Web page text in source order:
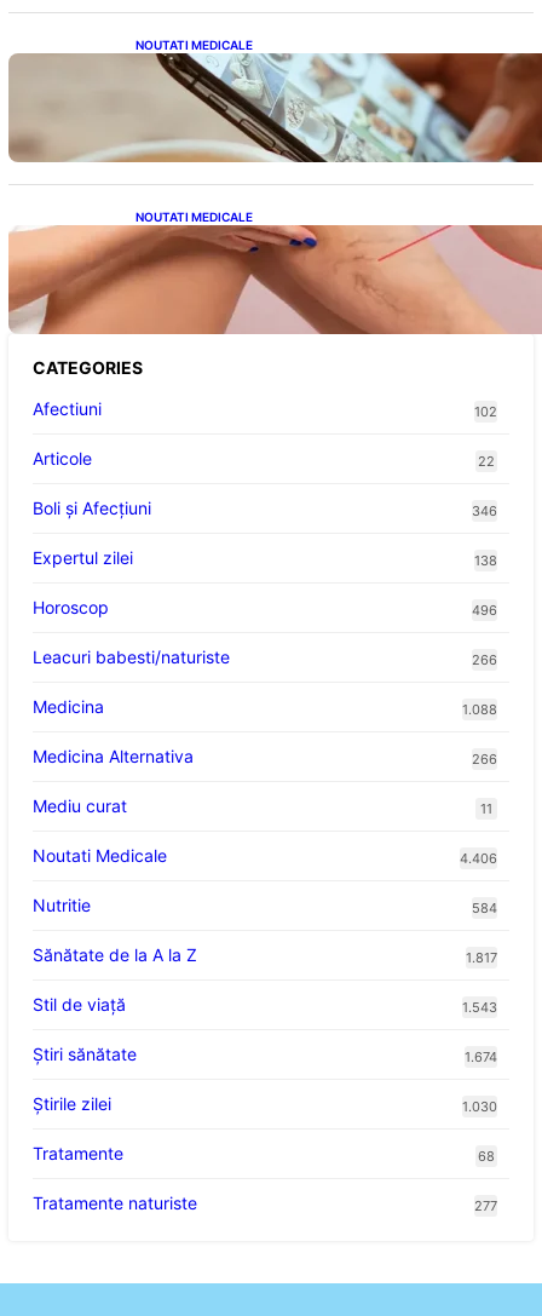
NOUTATI MEDICALE
Revoluția Bateriilor pentru Telefoane:
Avantaje, Provocări și Viitorul Tehnologiei
Energetice
NOUTATI MEDICALE
Varicele și Umflarea Picioarelor pe Caniculă:
Înțelegerea Simptomelor și Măsurilor de
Prevenție
CATEGORIES
Afectiuni
102
Articole 22
Boli și Afecțiuni 346
Expertul zilei 138
Horoscop 496
Leacuri babesti/naturiste 266
Medicina 1.088
Medicina Alternativa 266
Mediu curat 11
Noutati Medicale 4.406
Nutritie 584
Sănătate de la A la Z 1.817
Stil de viaţă 1.543
Ştiri sănătate 1.674
Știrile zilei 1.030
Tratamente 68
Tratamente naturiste 277